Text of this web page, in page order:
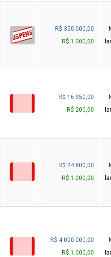
R$ 350.000,00
R$ 1.000,00
R$ 16.950,00
R$ 200,00
R$ 44.800,00
R$ 1.000,00
R$ 4.000.000,00
R$ 1.000,00